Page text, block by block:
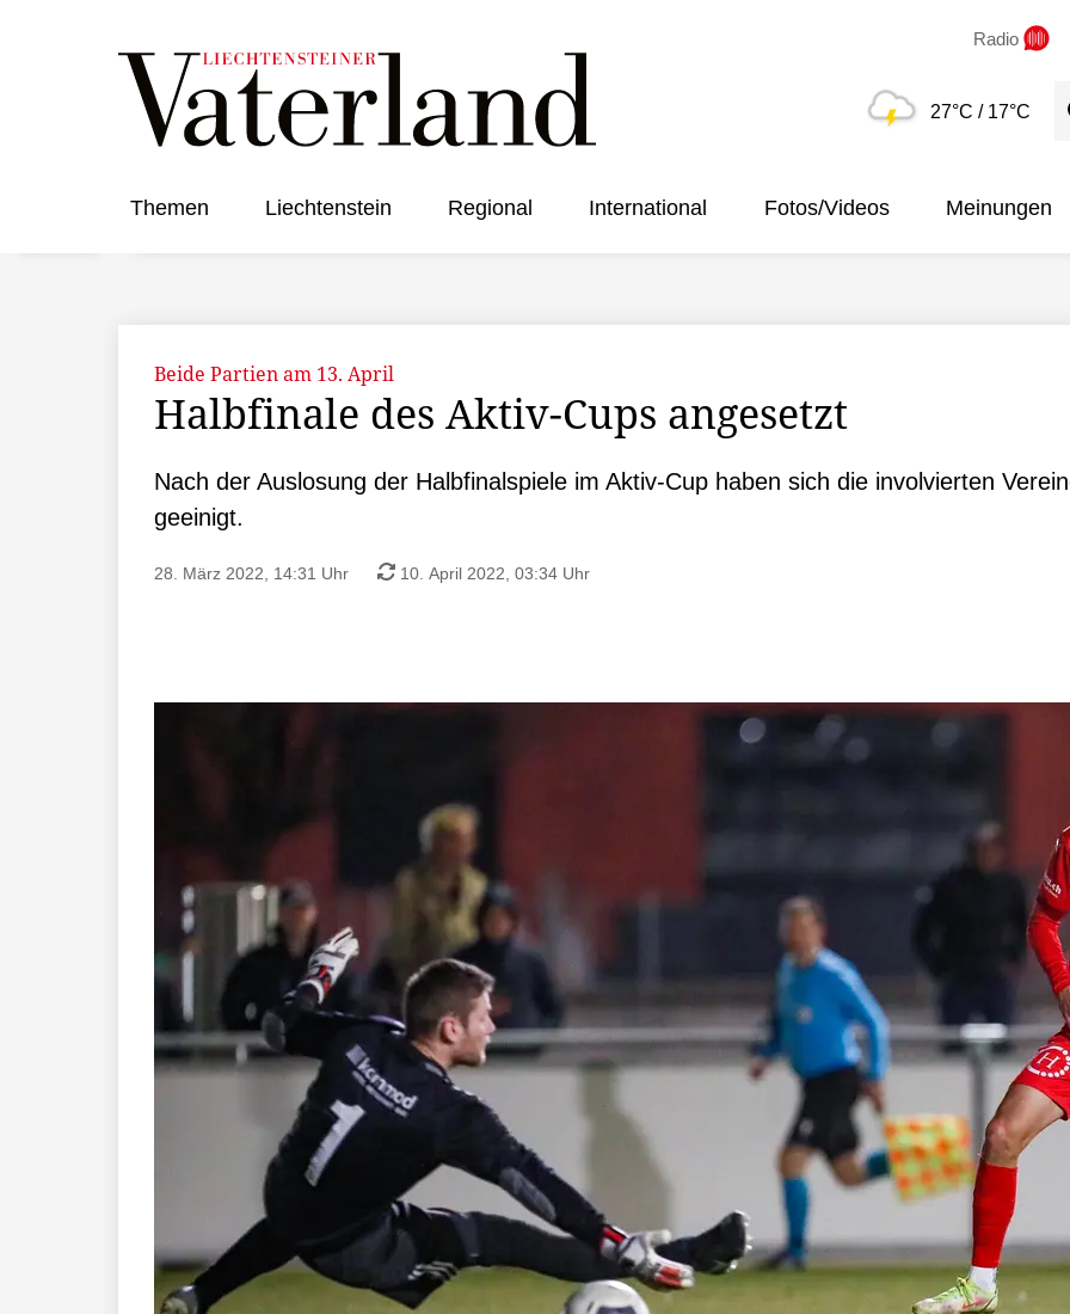
Radio
27°C / 17°C
Themen Liechtenstein Regional International Fotos/Videos Meinungen
Beide Partien am 13. April
Halbfinale des Aktiv-Cups angesetzt
Nach der Auslosung der Halbfinalspiele im Aktiv-Cup haben sich die involvierten
geeinigt.
28. März 2022, 14:31 Uhr 10. April 2022, 03:34 Uhr